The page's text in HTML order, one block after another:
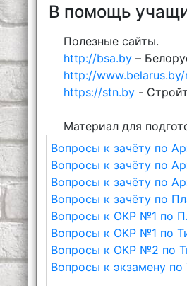
В помощь
Полезные сайты.
http://bsa.by–
http://
https://stn.by-
Материал для
Вопросы к зачёту по
Вопросы к зачёту по
Вопросы к зачёту по
Вопросы к зачёту по
Вопросы к ОКР №1 по
Вопросы к ОКР №1 по
Вопросы к ОКР №2 по
Вопросы к экзамену по